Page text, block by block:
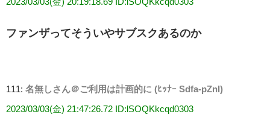
ファンザってそういやサブスクあるのか
111: 名無しさん＠ご利用は計画的に (ﾋｯﾅｰ Sdfa-pZnI)
2023/03/03(金) 21:47:26.72 ID:lSOQKkcqd0303